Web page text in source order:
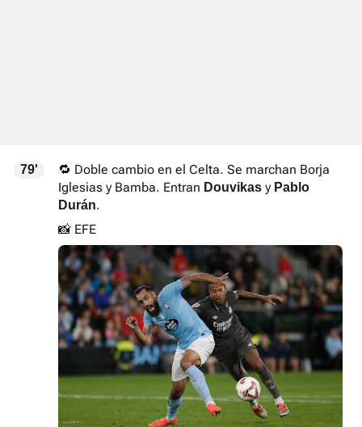
79'
🔁 Doble cambio en el Celta. Se marchan Borja
Iglesias y Bamba. Entran Douvikas y Pablo
Durán.
📸 EFE